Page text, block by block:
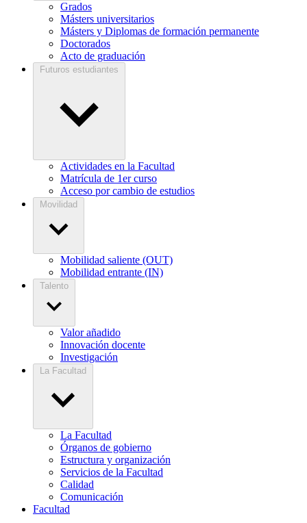
Grados
Másters universitarios
Másters y Diplomas de formación permanente
Doctorados
Acto de graduación
Futuros estudiantes
Actividades en la Facultad
Matrícula de 1er curso
Acceso por cambio de estudios
Movilidad
Mobilidad saliente (OUT)
Mobilidad entrante (IN)
Talento
Valor añadido
Innovación docente
Investigación
La Facultad
La Facultad
Órganos de gobierno
Estructura y organización
Servicios de la Facultad
Calidad
Comunicación
Facultad